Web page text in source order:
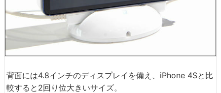
背面には4.8インチのディスプレイを備え、iPhone 4Sと比
較すると2回り位大きいサイズ。